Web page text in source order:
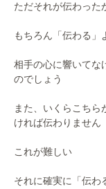
ただそれが伝わっ
もちろん「伝わる」
相手の心に響いてな
のでしょう
また、いくらこち
ければ伝わりません
これが難しい
それに確実に「伝わ